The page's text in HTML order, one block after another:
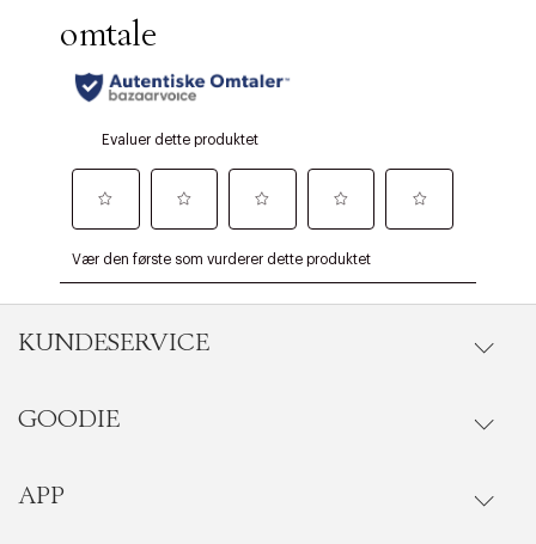
KUNDESERVICE
Gå til kundeservice
Ordrestatus
GOODIE
Goodie fordelsunivers
APP